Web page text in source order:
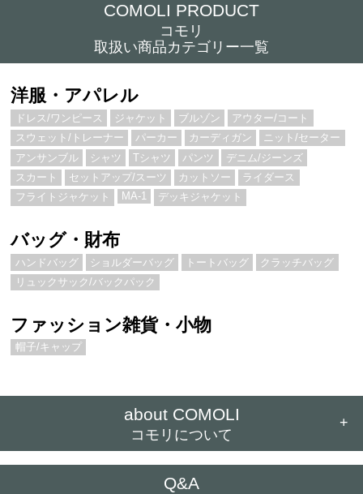
COMOLI PRODUCT
コモリ
取扱い商品カテゴリー一覧
洋服・アパレル
ドレス/ワンピース ジャケット ブルゾン
アウター/コート
スウェット/トレーナー
パーカー カーディガン
ニット/セーター
アンサンブル
シャツ Tシャツ パンツ
デニム/ジーンズ
スカート
セットアップ/スーツ カットソー
ライダース
フライトジャケット
MA-1 デッキジャケット
バッグ・財布
ハンドバッグ ショルダーバッグ トートバッグ
クラッチバッグ
リュックサック/バックパック
ファッション雑貨・小物
帽子/キャップ
about COMOLI
コモリについて
+
Q&A